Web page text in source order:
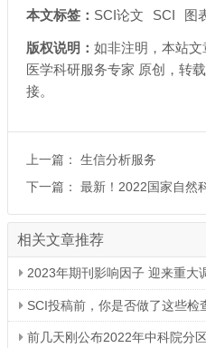
本文标签： SCI论文 SCI 图
版权说明： 如非注明，本站文
医学科研服务专家 原创，转
接。
上一篇： 生信分析服务
下一篇： 最新！2022国家自然
相关文章推荐
2023年期刊影响因子 迎来重大
SCI投稿前，你是否做了这些检
前几天刚公布2022年中科院分